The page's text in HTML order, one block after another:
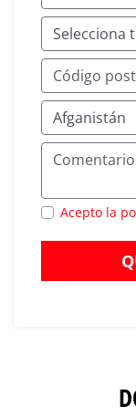
Acepto la